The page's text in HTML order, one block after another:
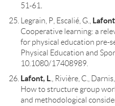
51-61 .
Legrain, P, Escalié, G.,
Cooperative learning: a
for physical education pre-
Physical Education and
10.1080/17408989.
Lafont, L., Rivière, C.,
How to structure group
and methodological